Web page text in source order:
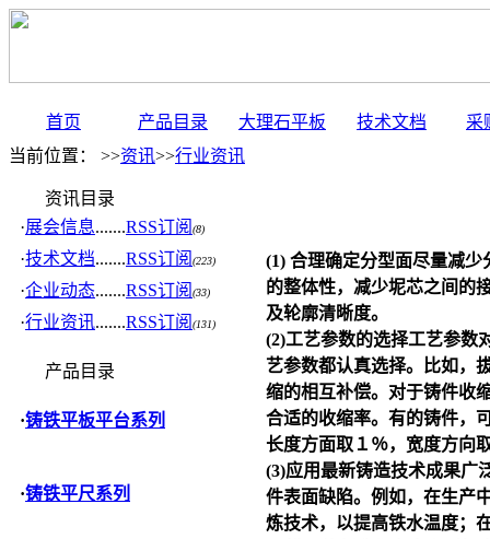
首页 产品目录 大理石平板 技术文档
采
当前位置： >>资讯>>行业资讯
资讯目录
·展会信息.......RSS订阅 (8)
·技术文档.......RSS订阅 (223)
·企业动态.......RSS订阅 (33)
·行业资讯.......RSS订阅 (131)
产品目录
·铸铁平板平台系列
·铸铁平尺系列
(1) 合理确定分型面尽量减
的整体性，减少坭芯之间的
及轮廓清晰度。
(2)工艺参数的选择工艺参数
艺参数都认真选择。比如，
缩的相互补偿。对于铸件收
合适的收缩率。有的铸件，
长度方面取１％，宽度方向
(3)应用最新铸造技术成果广
件表面缺陷。例如，在生产
炼技术，以提高铁水温度；